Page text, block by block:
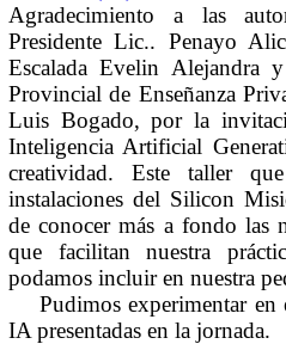
Agradecimiento a las
Presidente Lic.. Penayo
Escalada Evelin Alejandra
Provincial de Enseñanza
Luis Bogado, por la
Inteligencia Artificial
creatividad. Este taller
instalaciones del Silicon
de conocer más a fondo las
que facilitan nuestra
podamos incluir en nuestra
Pudimos experimentar en
IA presentadas en la jornada.